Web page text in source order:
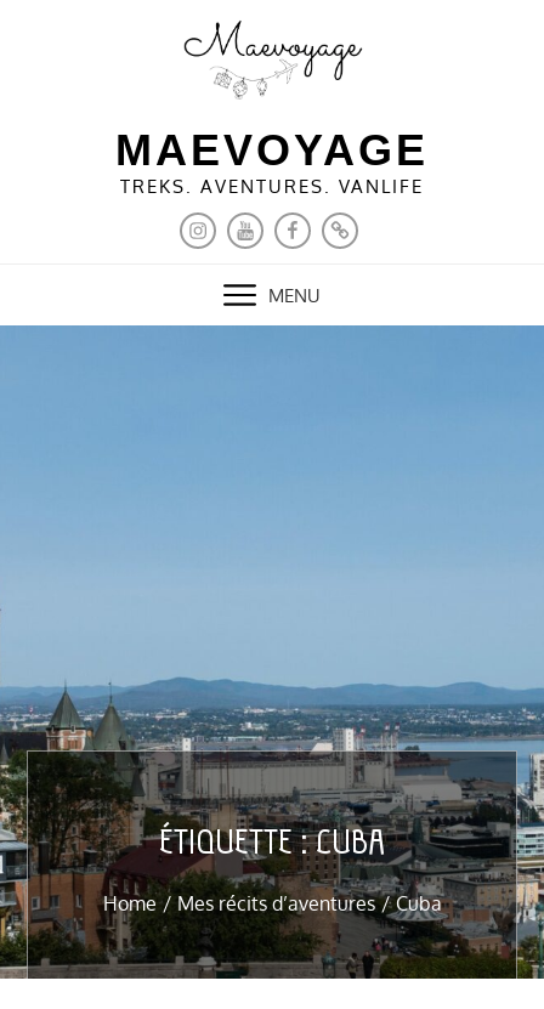
MAEVOYAGE
TREKS. AVENTURES. VANLIFE
INSTAGRAM
YOUTUBEFACEBOOKPINTEREST
MENU
ÉTIQUETTE :CUBA
Home Mes récits d’aventures Cuba